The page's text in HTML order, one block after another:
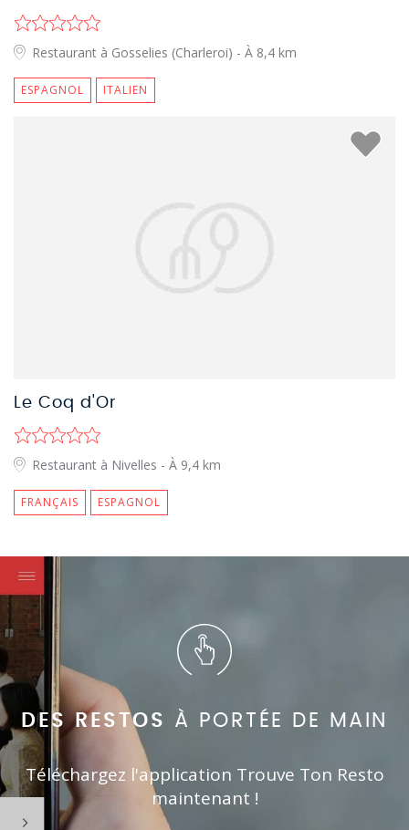
Restaurant à Gosselies (Charleroi) - À 8,4 km
ESPAGNOL ITALIEN
Le Coq d'Or
Restaurant à Nivelles - À 9,4 km
FRANÇAIS ESPAGNOL
DES RESTOS À PORTÉE DE MAIN
Téléchargez l'application Trouve Ton Resto
maintenant !